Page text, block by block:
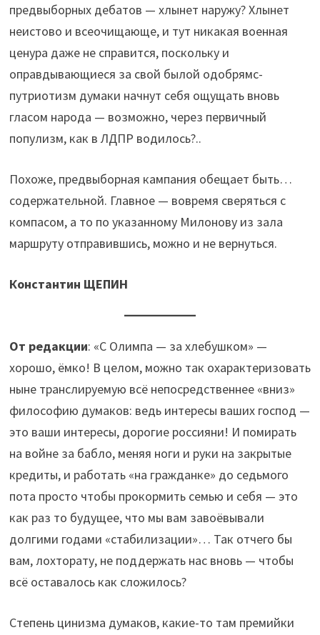
предвыборных дебатов — хлынет наружу? Хлынет
неистово и всеочищающе, и тут никакая военная
ценура даже не справится, поскольку и
оправдывающиеся за свой былой одобрямс-
путриотизм думаки начнут себя ощущать вновь
гласом народа — возможно, через первичный
популизм, как в ЛДПР водилось?..
Похоже, предвыборная кампания обещает быть…
содержательной. Главное — вовремя сверяться с
компасом, а то по указанному Милонову из зала
маршруту отправившись, можно и не вернуться.
Константин ЩЕПИН
От редакции: «С Олимпа — за хлебушком» —
хорошо, ёмко! В целом, можно так охарактеризовать
ныне транслируемую всё непосредственнее «вниз»
философию думаков: ведь интересы ваших господ —
это ваши интересы, дорогие россияни! И помирать
на войне за бабло, меняя ноги и руки на закрытые
кредиты, и работать «на гражданке» до седьмого
пота просто чтобы прокормить семью и себя — это
как раз то будущее, что мы вам завоёвывали
долгими годами «стабилизации»… Так отчего бы
вам, лохторату, не поддержать нас вновь — чтобы
всё оставалось как сложилось?
Степень цинизма думаков, какие-то там премийки